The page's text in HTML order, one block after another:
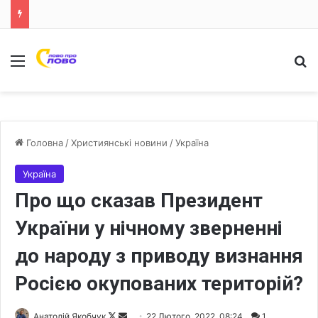
Меню
Головна /Християнські новини /Україна
Україна
Про що сказав Президент
України у нічному зверненні
до народу з приводу визнання
Росією окупованих територій?